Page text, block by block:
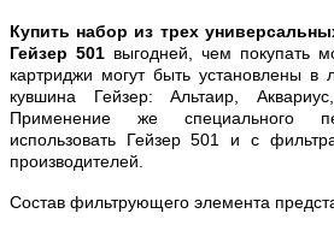
Купить набор из трех
Гейзер 501 выгодней, чем покупать
картриджи могут быть установлены
кувшина Гейзер: Альтаир,
Применение же специального
использовать Гейзер 501 и с
производителей.
Состав фильтрующего элемента